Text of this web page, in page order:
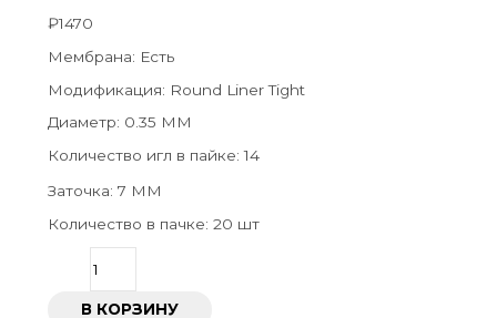
₽1470
Мембрана: Есть
Модификация: Round Liner Tight
Диаметр: 0.35 ММ
Количество игл в пайке: 14
Заточка: 7 ММ
Количество в пачке: 20 шт
В КОРЗИНУ